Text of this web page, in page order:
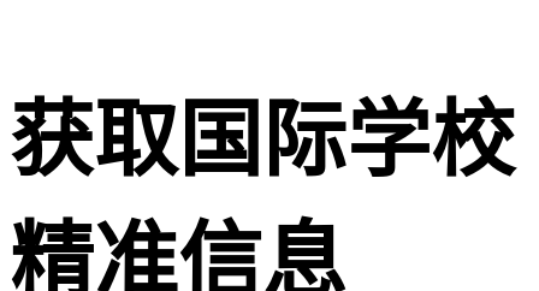
获取国际学校
精准信息